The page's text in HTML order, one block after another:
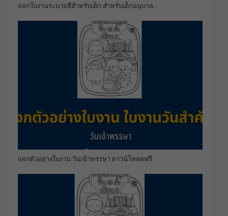
แจกใบงานระบายสีสำหรับเด็ก สำหรับเด็กอนุบาล…
แจกตัวอย่างใบงาน วันเข้าพรรษา ดาวน์โหลดฟรี